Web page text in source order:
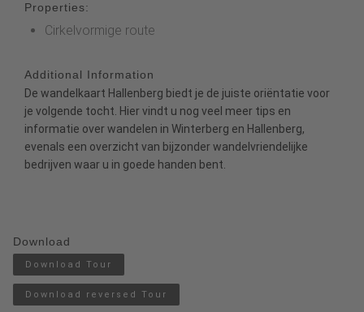
Properties:
Cirkelvormige route
Additional Information
De wandelkaart Hallenberg biedt je de juiste oriëntatie voor
je volgende tocht. Hiervindt u nog veel meer tips en
informatie over wandelen in Winterberg en Hallenberg,
evenals een overzicht van bijzonderwandelvriendelijke
bedrijven waar u in goede handen bent.
Download
Download Tour
Download reversed Tour